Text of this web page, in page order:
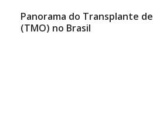
Panorama do Transplante
(TMO) no Brasil